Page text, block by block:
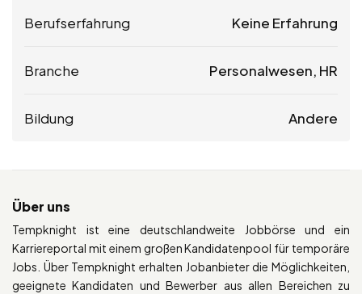
Berufserfahrung Keine Erfahrung
Branche Personalwesen, HR
Bildung Andere
Über uns
Tempknight ist eine deutschlandweite Jobbörse und ein
Karriereportal mit einem großen Kandidatenpool für temporäre
Jobs. Über Tempknight erhalten Jobanbieter die Möglichkeiten,
geeignete Kandidaten und Bewerber aus allen Bereichen zu